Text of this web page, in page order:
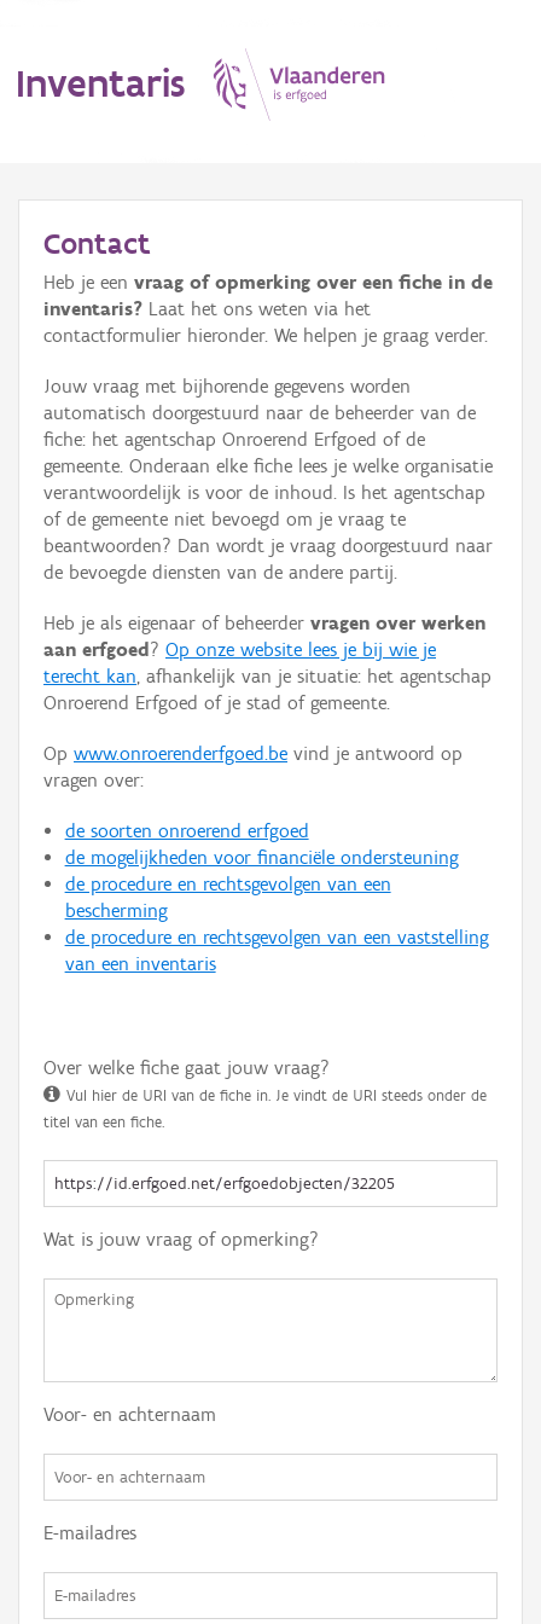
Inventaris
Erfgoedobject
Aanduidingsobject
Waarneming
Thema
Gebeurtenis
Persoon of collectief
Hergebruik
Aanmelden
Contact
Heb je een vraag of opmerking over een fiche in de
inventaris? Laat het ons weten via het
contactformulier hieronder. We helpen je graag verder.
Jouw vraag met bijhorende gegevens worden
automatisch doorgestuurd naar de beheerder van de
fiche: het agentschap Onroerend Erfgoed of de
gemeente. Onderaan elke fiche lees je welke organisatie
verantwoordelijk is voor de inhoud. Is het agentschap
of de gemeente niet bevoegd om je vraag te
beantwoorden? Dan wordt je vraag doorgestuurd naar
de bevoegde diensten van de andere partij.
Heb je als eigenaar of beheerder vragen over werken
aan erfgoed ? Op onze website lees je bij wie je
terecht kan, afhankelijk van je situatie: het agentschap
Onroerend Erfgoed of je stad of gemeente.
Op www.onroerenderfgoed.be vind je antwoord op
vragen over:
de soorten onroerend erfgoed
de mogelijkheden voor financiële ondersteuning
de procedure en rechtsgevolgen van een
bescherming
de procedure en rechtsgevolgen van een vaststelling
van een inventaris
Over welke fiche gaat jouw vraag?
Vul hier de URI van de fiche in. Je vindt de URI steeds onder de
titel van een fiche.
Wat is jouw vraag of opmerking?
Voor- en achternaam
E-mailadres